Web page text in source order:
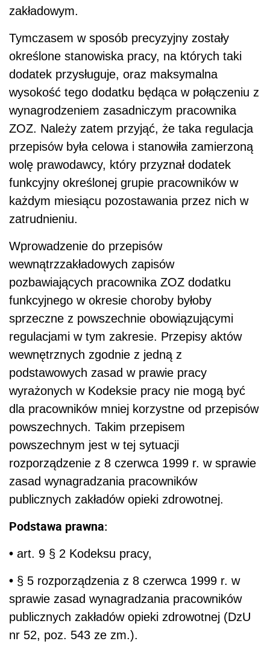
zakładowym.
Tymczasem w sposób precyzyjny zostały
określone stanowiska pracy, na których taki
dodatek przysługuje, oraz maksymalna
wysokość tego dodatku będąca w połączeniu z
wynagrodzeniem zasadniczym pracownika
ZOZ. Należy zatem przyjąć, że taka regulacja
przepisów była celowa i stanowiła zamierzoną
wolę prawodawcy, który przyznał dodatek
funkcyjny określonej grupie pracowników w
każdym miesiącu pozostawania przez nich w
zatrudnieniu.
Wprowadzenie do przepisów
wewnątrzzakładowych zapisów
pozbawiających pracownika ZOZ dodatku
funkcyjnego w okresie choroby byłoby
sprzeczne z powszechnie obowiązującymi
regulacjami w tym zakresie. Przepisy aktów
wewnętrznych zgodnie z jedną z
podstawowych zasad w prawie pracy
wyrażonych w Kodeksie pracy nie mogą być
dla pracowników mniej korzystne od przepisów
powszechnych. Takim przepisem
powszechnym jest w tej sytuacji
rozporządzenie z 8 czerwca 1999 r. w sprawie
zasad wynagradzania pracowników
publicznych zakładów opieki zdrowotnej.
Podstawa prawna:
• art. 9 § 2 Kodeksu pracy,
• § 5 rozporządzenia z 8 czerwca 1999 r. w
sprawie zasad wynagradzania pracowników
publicznych zakładów opieki zdrowotnej (DzU
nr 52, poz. 543 ze zm.).